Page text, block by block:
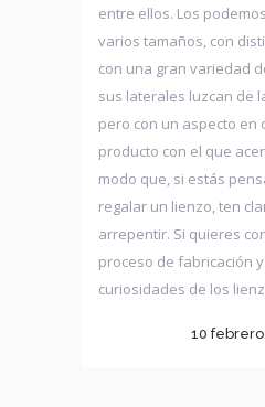
entre ellos. Los
varios tamaños, con
con una gran variedad
sus laterales luzcan de
pero con un aspecto en
producto con el que
modo que, si estás
regalar un lienzo, ten
arrepentir. Si quieres
proceso de fabricación
curiosidades de los
10